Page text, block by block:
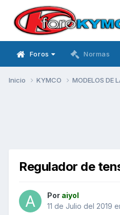
Foros Normas
Inicio KYMCO MODELOS DE
Regulador de
Por aiyol
11 de Julio del 2019